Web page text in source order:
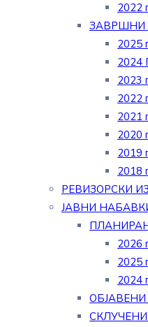
2022
ЗАВРШНИ
2025
2024
2023
2022
2021
2020
2019
2018
РЕВИЗОРСКИ
ЈАВНИ
2026
2025
2024